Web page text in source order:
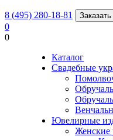
8 (495) 280-18-81
0
0
Каталог
Свадебные
Ювелирные
Женские